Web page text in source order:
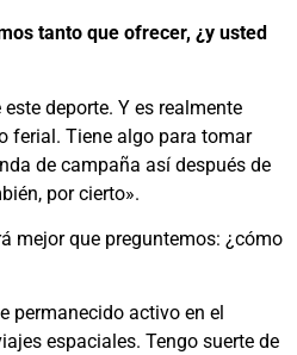
tanto que ofrecer, ¿y usted
deporte. Y es realmente
ferial. Tiene algo para tomar
de campaña así después de
por cierto».
mejor que preguntemos: ¿cómo
permanecido activo en el
espaciales. Tengo suerte de